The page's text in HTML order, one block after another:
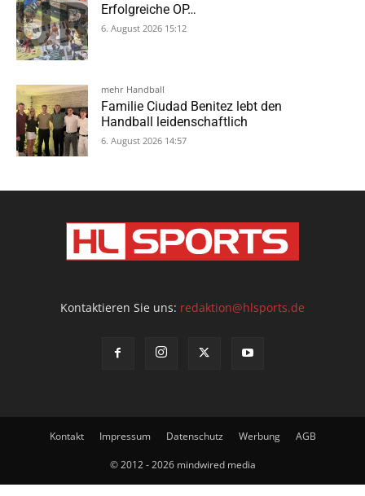
Erfolgreiche OP…
6. August 2026 15:12
mehr Handball
Familie Ciudad Benitez lebt den
Handball leidenschaftlich
6. August 2026 14:57
Kontaktieren Sie uns: redaktion@hlsports.de
Kontakt Impressum Datenschutz Werbung AGB
© 2012 - 2026 mindwired media